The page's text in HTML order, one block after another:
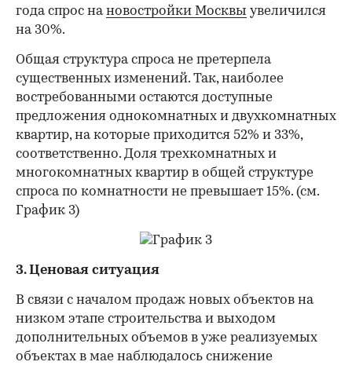
года спрос нановостройки Москвы увеличился
на 30%.
Общая структура спроса не претерпела
существенных изменений. Так, наиболее
востребованными остаются доступные
предложения однокомнатных и двухкомнатных
квартир, на которые приходится 52% и 33%,
соответственно. Доля трехкомнатных и
многокомнатных квартир в общей структуре
спроса по комнатности не превышает 15%. (см.
График 3)
3. Ценовая ситуация
В связи с началом продаж новых объектов на
низком этапе строительства и выходом
дополнительных объемов в уже реализуемых
объектах в мае наблюдалось снижение